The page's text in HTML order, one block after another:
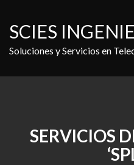
content
SCIES
Soluciones y Servicios en
SERVICIOS